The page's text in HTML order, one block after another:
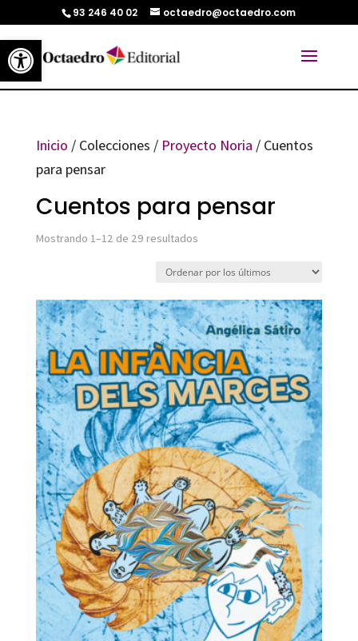
Abrir barra de herramientas
93 246 40 02 octaedro@octaedro.com
Inicio / Colecciones / Proyecto Noria / Cuentos
para pensar
Cuentos para pensar
Mostrando 1–12 de 29 resultadosOrdenado
últimos